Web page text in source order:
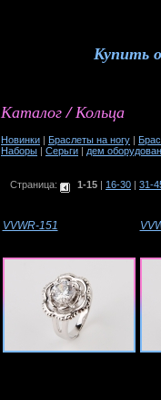
Купить
Каталог / Кольца
Новинки | Браслеты на ногу |
Наборы | Серьги | дем
Страница: 1-15 16-30 31-
VVWR-151